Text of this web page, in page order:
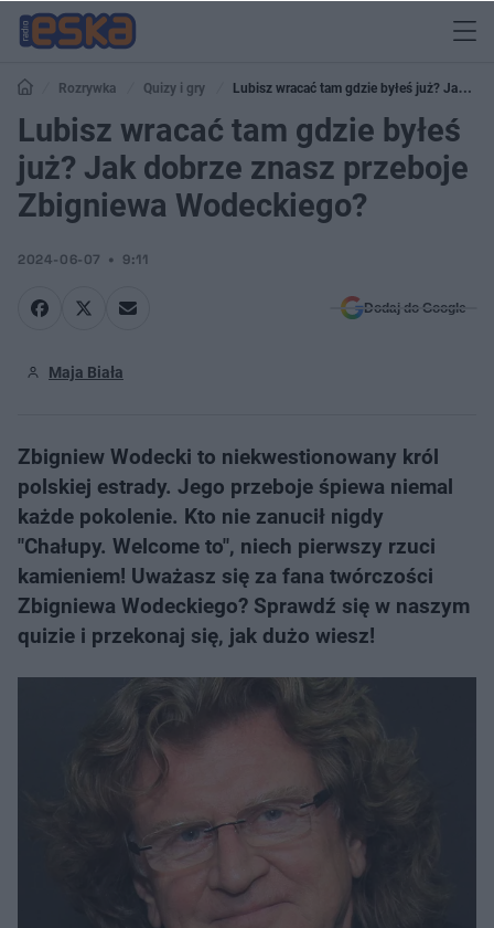
Rozrywka Quizy i gry
Lubisz wracać tam gdzie byłeś już? Jak
dobrze znasz przeboje Zbigniewa Wodeckiego?
Lubisz wracać tam gdzie byłeś
już? Jak dobrze znasz przeboje
Zbigniewa Wodeckiego?
2024-06-07 9:11
Dodaj do Google
Maja Biała
Zbigniew Wodecki to niekwestionowany król
polskiej estrady. Jego przeboje śpiewa niemal
każde pokolenie. Kto nie zanucił nigdy
"Chałupy. Welcome to", niech pierwszy rzuci
kamieniem! Uważasz się za fana twórczości
Zbigniewa Wodeckiego? Sprawdź się w naszym
quizie i przekonaj się, jak dużo wiesz!